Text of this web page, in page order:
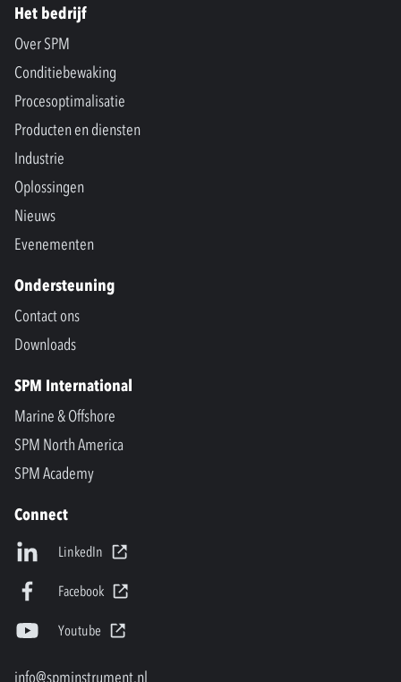
Het bedrijf
Over SPM
Conditiebewaking
Procesoptimalisatie
Producten en diensten
Industrie
Oplossingen
Nieuws
Evenementen
Ondersteuning
Contact ons
Downloads
SPM International
Marine & Offshore
SPM North America
SPM Academy
Connect
LinkedIn
Facebook
Youtube
info@spminstrument.nl